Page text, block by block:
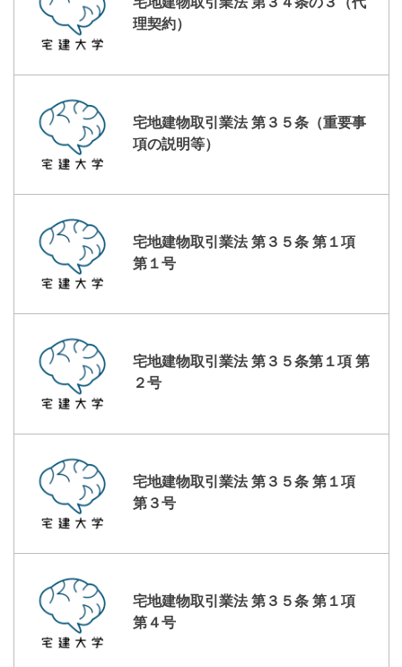
理契約）
宅地建物取引業法 第３５条（重要事
項の説明等）
宅地建物取引業法 第３５条 第１項
第１号
宅地建物取引業法 第３５条第１項 第
２号
宅地建物取引業法 第３５条 第１項
第３号
宅地建物取引業法 第３５条 第１項
第４号